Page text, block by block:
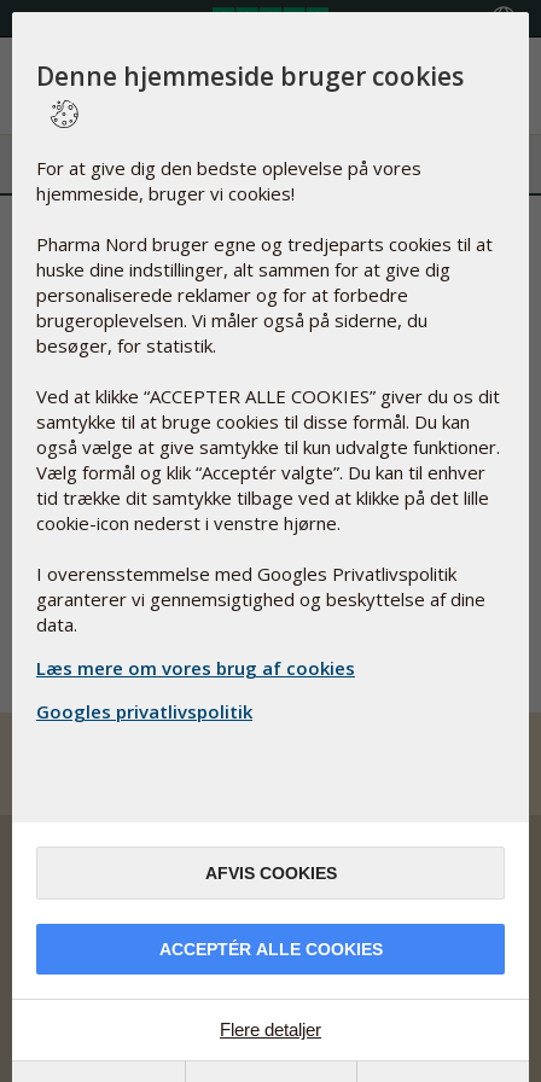
Menu
Siden blev ikke fundet
Prøv fraForsiden
Vi udvikler, producerer og markedsfører kosttilskud og
lægemidler med vægt på høj optagelighed, sikkerhed og
dokumentation.
Adresse
Sadelmagervej 30-32
DK-7100
Denne hjemmeside bruger cookies
For at give dig den bedste oplevelse på vores
hjemmeside, bruger vi cookies!
Pharma Nord bruger egne og tredjeparts cookies til at
huske dine indstillinger, alt sammen for at give dig
personaliserede reklamer og for at forbedre
brugeroplevelsen. Vi måler også på siderne, du
besøger, for statistik.
Ved at klikke “ACCEPTER ALLE COOKIES” giver du os dit
samtykke til at bruge cookies til disse formål. Du kan
også vælge at give samtykke til kun udvalgte funktioner.
Vælg formål og klik “Acceptér valgte”. Du kan til enhver
tid trække dit samtykke tilbage ved at klikke på det lille
cookie-icon nederst i venstre hjørne.
I overensstemmelse med Googles Privatlivspolitik
garanterer vi gennemsigtighed og beskyttelse af dine
data.
Læs mere om vores brug af cookies
Googles privatlivspolitik
AFVIS COOKIES
ACCEPTÉR ALLE COOKIES
Flere detaljer